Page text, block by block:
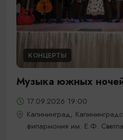
КОНЦЕРТЫ
Музыка южных
17.09.2026 19:00
Калининград,
филармония им. Е.Ф.